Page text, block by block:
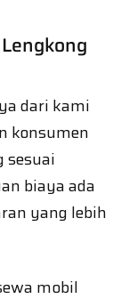
dari kami
konsumen
sesuai
biaya ada
yang lebih
mobil